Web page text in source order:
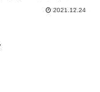
ターイラストレー
2021.12.24